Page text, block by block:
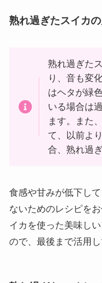
熟れ過ぎたスイカ
熟れ過ぎた
り、音も変
はヘタが緑
いる場合は
ます。また
て、以前よ
合、熟れ過
食感や甘みが低下し
ないためのレシピを
イカを使った美味し
ので、最後まで活用し